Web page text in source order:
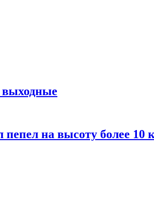
выходные
на высоту более 10